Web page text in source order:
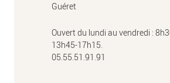
Guéret
Ouvert du lundi au vendredi :
13h45-17h15.
05.55.51.91.91